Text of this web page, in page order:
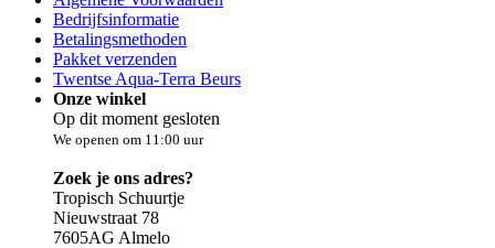
Bedrijfsinformatie
Betalingsmethoden
Pakket verzenden
Twentse Aqua-Terra Beurs
Onze winkel
Op dit moment gesloten
We openen om 11:00 uur
Zoek je ons adres?
Tropisch Schuurtje
Nieuwstraat 78
7605AG Almelo